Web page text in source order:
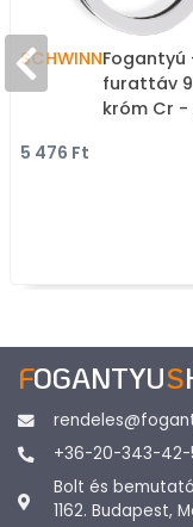
SCHWINNFogantyú
furattáv
króm Cr -
5 476 Ft
FOGANTYUS
+36-20-343-42-
Bolt és
1162. Budapest,